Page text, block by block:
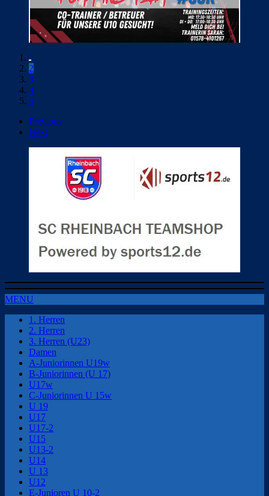
1
2
3
4
5
Previous
Next
MENU
1. Herren
2. Herren
3. Herren (U23)
Damen
A-Juniorinnen U19w
B-Juniorinnen (U 17)
U17w
C-Juniorinnen U 15w
U 19
U17
U17-2
U15
U13-2
U14
U 13
U12
E-Junioren U 10-2